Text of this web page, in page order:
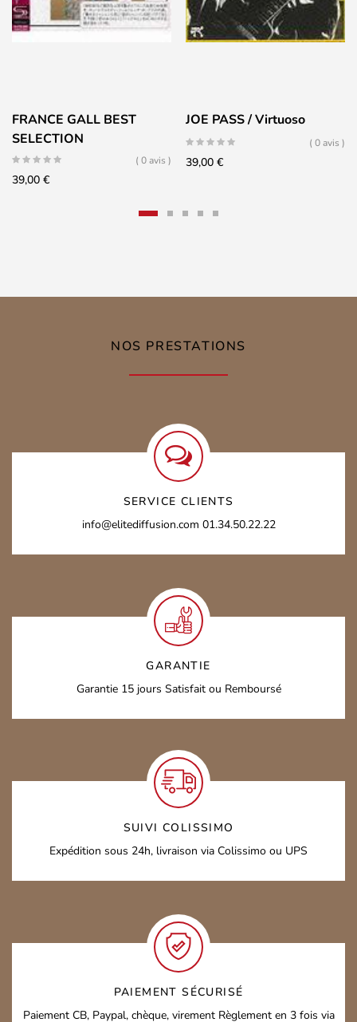
FRANCE GALL BEST
SELECTION
( 0 avis )
39,00 €
JOE PASS / Virtuoso
( 0 avis )
39,00 €
NOS PRESTATIONS
SERVICE CLIENTS
info@elitediffusion.com 01.34.50.22.22
GARANTIE
Garantie 15 jours Satisfait ou Remboursé
SUIVI COLISSIMO
Expédition sous 24h, livraison via Colissimo ou UPS
PAIEMENT SÉCURISÉ
Paiement CB, Paypal, chèque, virementRèglement en 3 fois via